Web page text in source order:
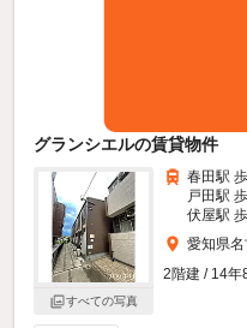
グランシエルの賃貸物件
すべての写真
春田駅 歩
戸田駅 歩
伏屋駅 歩
愛知県
2階建 / 14年